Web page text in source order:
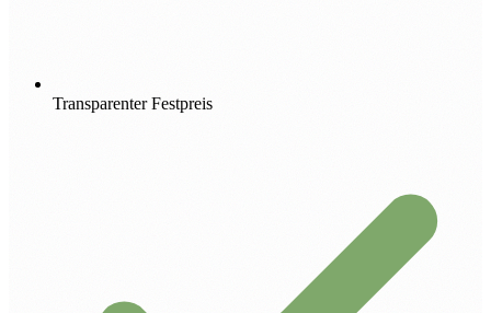
Transparenter Festpreis